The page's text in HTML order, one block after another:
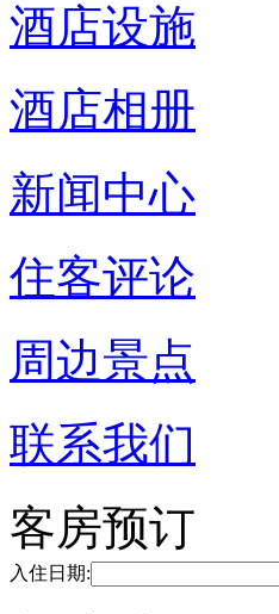
酒店设施
酒店相册
新闻中心
住客评论
周边景点
联系我们
客房预订
入住日期: